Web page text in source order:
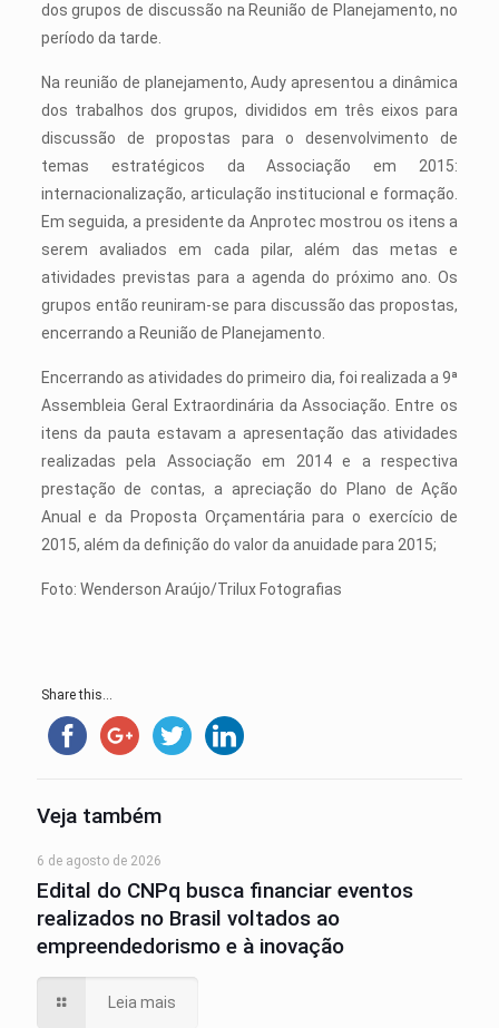
dos grupos de discussão na Reunião de Planejamento, no
período da tarde.
Na reunião de planejamento, Audy apresentou a dinâmica
dos trabalhos dos grupos, divididos em três eixos para
discussão de propostas para o desenvolvimento de
temas estratégicos da Associação em 2015:
internacionalização, articulação institucional e formação.
Em seguida, a presidente da Anprotec mostrou os itens a
serem avaliados em cada pilar, além das metas e
atividades previstas para a agenda do próximo ano. Os
grupos então reuniram-se para discussão das propostas,
encerrando a Reunião de Planejamento.
Encerrando as atividades do primeiro dia, foi realizada a 9ª
Assembleia Geral Extraordinária da Associação. Entre os
itens da pauta estavam a apresentação das atividades
realizadas pela Associação em 2014 e a respectiva
prestação de contas, a apreciação do Plano de Ação
Anual e da Proposta Orçamentária para o exercício de
2015, além da definição do valor da anuidade para 2015;
Foto: Wenderson Araújo/Trilux Fotografias
Share this...
Veja também
6 de agosto de 2026
Edital do CNPq busca financiar eventos
realizados no Brasil voltados ao
empreendedorismo e à inovação
Leia mais